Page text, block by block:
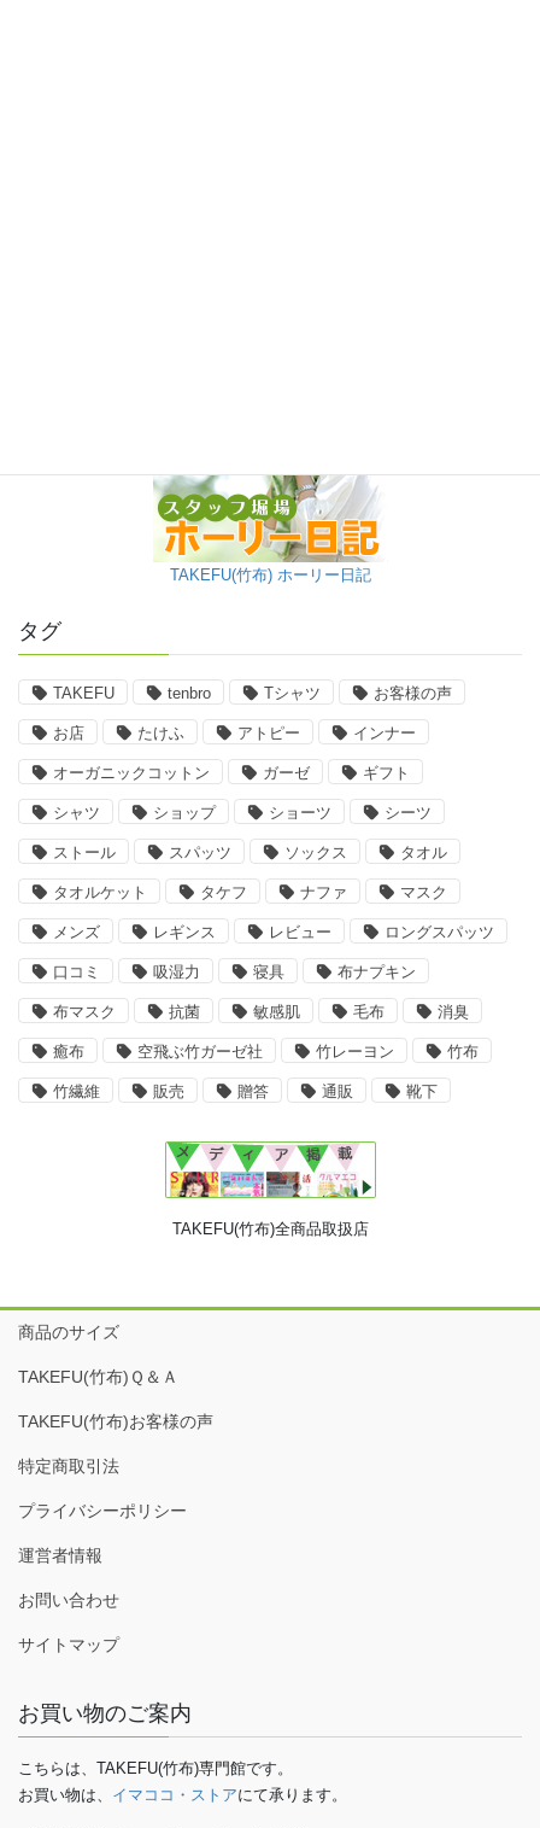
TAKEFU(竹布) ホーリー日記
タグ
TAKEFU tenbro Tシャツ お客様の声
お店 たけふ アトピー インナー
オーガニックコットン ガーゼ ギフト
シャツ ショップ ショーツ シーツ
ストール スパッツ ソックス タオル
タオルケット タケフ ナファ マスク
メンズ レギンス レビュー ロングスパッツ
口コミ 吸湿力 寝具 布ナプキン
布マスク 抗菌 敏感肌 毛布 消臭
癒布 空飛ぶ竹ガーゼ社 竹レーヨン 竹布
竹繊維 販売 贈答 通販 靴下
TAKEFU(竹布)全商品取扱店
商品のサイズ
TAKEFU(竹布)Ｑ＆Ａ
TAKEFU(竹布)お客様の声
特定商取引法
プライバシーポリシー
運営者情報
お問い合わせ
サイトマップ
お買い物のご案内
こちらは、TAKEFU(竹布)専門館です。
お買い物は、 イマココ・ストアにて承ります。